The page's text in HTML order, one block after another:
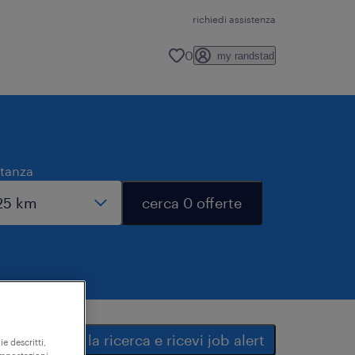
richiedi assistenza
0 my randstad
cerca 0 offerte
salva la ricerca e ricevi job alert
descritti,